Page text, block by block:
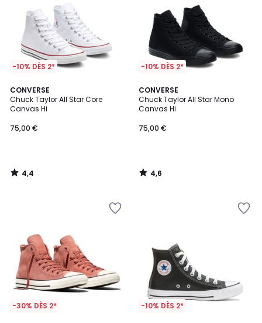
-10% DÈS 2*
CONVERSE
Chuck Taylor All Star Core
Canvas Hi
75,00 €
4,4
/ 5
4,4
/
-10% DÈS 2*
CONVERSE
Chuck Taylor All Star Mono
Canvas Hi
75,00 €
4,6
/ 5
4,6
/
-30% DÈS 2* -10% DÈS 2*